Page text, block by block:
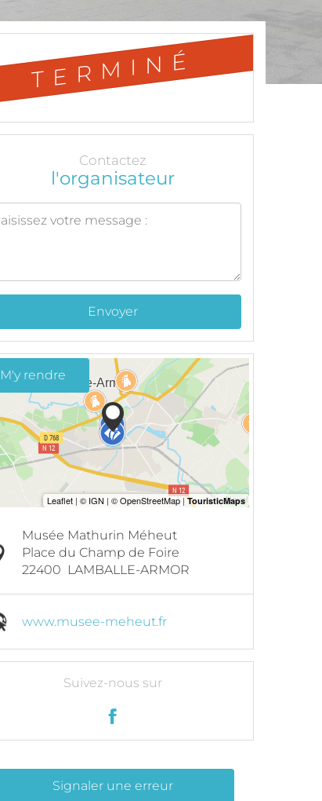
TERMINÉ
Contactez
l'organisateur
Envoyer
M'y rendre
Musée Mathurin Méheut
Place du Champ de Foire
22400 LAMBALLE-ARMOR
www.musee-meheut.fr
Suivez-nous sur
Signaler une erreur